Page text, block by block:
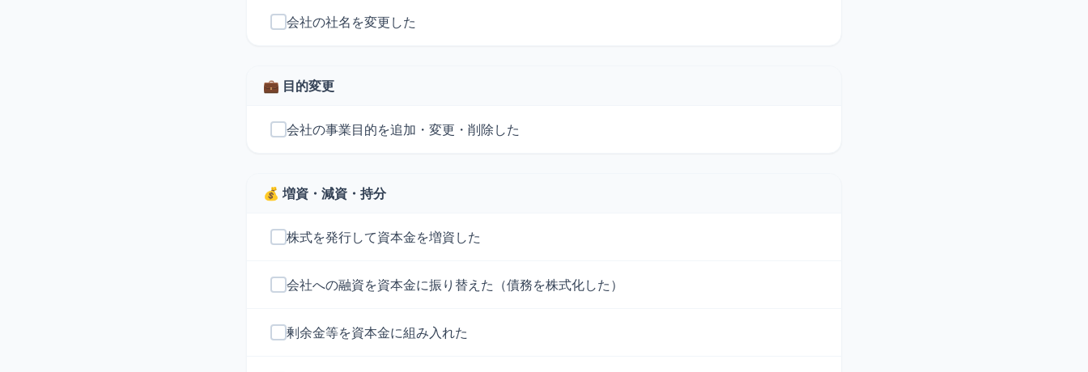
会社の社名を変更した
💼 目的変更
会社の事業目的を追加・変更・削除した
💰 増資・減資・持分
株式を発行して資本金を増資した
会社への融資を資本金に振り替えた（債務を株式化した）
剰余金等を資本金に組み入れた